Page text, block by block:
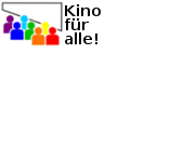
Zum
Inhalt